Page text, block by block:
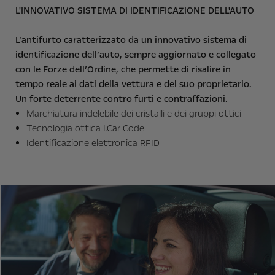
L'INNOVATIVO SISTEMA DI IDENTIFICAZIONE DELL'AUTO
L’antifurto caratterizzato da un innovativo sistema di
identificazione dell’auto, sempre aggiornato e collegato
con le Forze dell’Ordine, che permette di risalire in
tempo reale ai dati della vettura e del suo proprietario.
Un forte deterrente contro furti e contraffazioni.
Marchiatura indelebile dei cristalli e dei gruppi ottici
Tecnologia ottica I.Car Code
Identificazione elettronica RFID